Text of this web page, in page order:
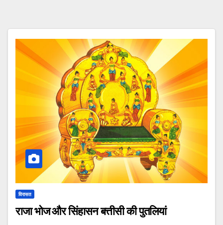
विरासत
राजा भोज और सिंहासन बत्तीसी की पुतलियां